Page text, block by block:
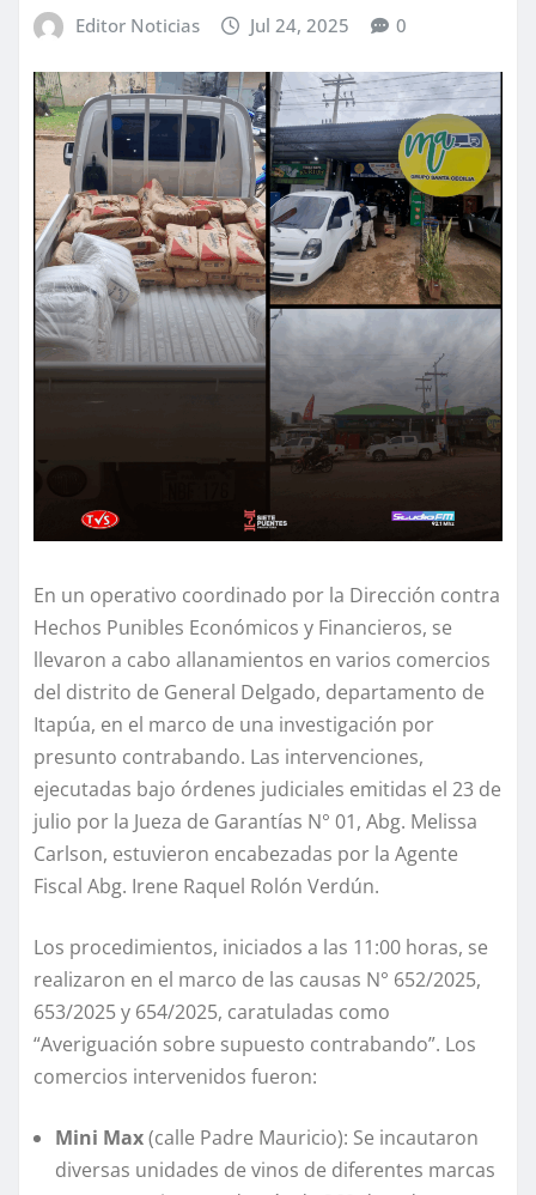
Editor Noticias Jul 24, 2025 0
En un operativo coordinado por la Dirección contra
Hechos Punibles Económicos y Financieros, se
llevaron a cabo allanamientos en varios comercios
del distrito de General Delgado, departamento de
Itapúa, en el marco de una investigación por
presunto contrabando. Las intervenciones,
ejecutadas bajo órdenes judiciales emitidas el 23 de
julio por la Jueza de Garantías N° 01, Abg. Melissa
Carlson, estuvieron encabezadas por la Agente
Fiscal Abg. Irene Raquel Rolón Verdún.
Los procedimientos, iniciados a las 11:00 horas, se
realizaron en el marco de las causas N° 652/2025,
653/2025 y 654/2025, caratuladas como
“Averiguación sobre supuesto contrabando”. Los
comercios intervenidos fueron:
Mini Max(calle Padre Mauricio): Se incautaron
diversas unidades de vinos de diferentes marcas